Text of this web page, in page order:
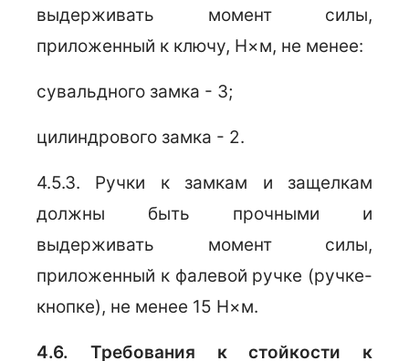
выдерживать момент силы,
приложенный к ключу, Н×м, не менее:
сувальдного замка - 3;
цилиндрового замка - 2.
4.5.3. Ручки к замкам и защелкам
должны быть прочными и
выдерживать момент силы,
приложенный к фалевой ручке (ручке-
кнопке), не менее 15 Н×м.
4.6. Требования к стойкости к